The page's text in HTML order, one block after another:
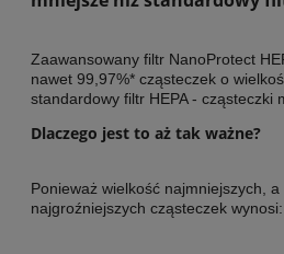
Zaawansowany filtr NanoProtect
nawet 99,97%* cząsteczek o
standardowy filtr HEPA - cząsteczki
Dlaczego jest to aż tak ważne?
Ponieważ wielkość najmniejszych, a
najgroźniejszych cząsteczek wynosi: